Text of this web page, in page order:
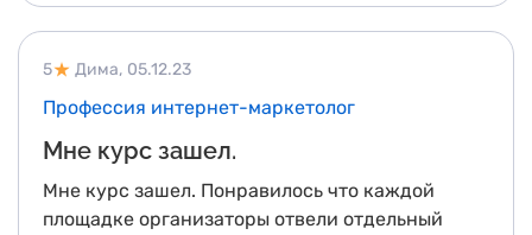
5 05.12.23
Дима,
Профессия интернет-маркетолог
Мне курс зашел.
Мне курс зашел. Понравилось что каждой
площадке организаторы отвели отдельный